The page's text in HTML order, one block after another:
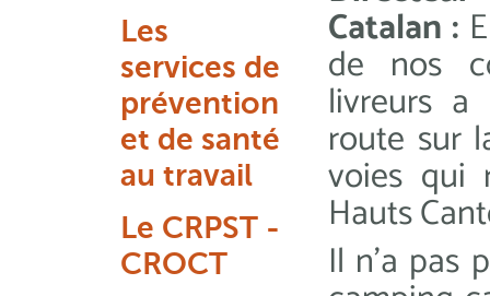
Les
services de
prévention
et de santé
au travail
Le CRPST -
CROCT
Catalan :
de nos
livreurs
route sur
voies qui
Hauts
Il n’a pas